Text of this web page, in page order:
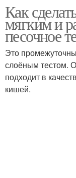
Как
мягким и
песочное
Это
слоёным тестом.
подходит в
кишей.